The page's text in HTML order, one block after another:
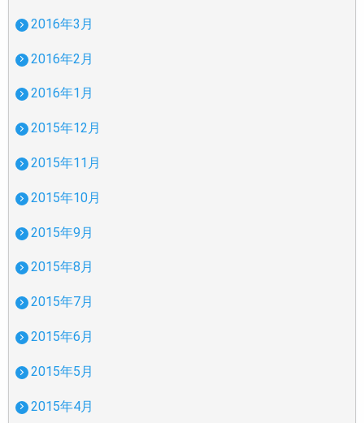
2016年3月
2016年2月
2016年1月
2015年12月
2015年11月
2015年10月
2015年9月
2015年8月
2015年7月
2015年6月
2015年5月
2015年4月